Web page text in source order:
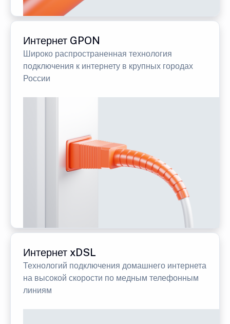
Интернет GPON
Широко распространенная технология
подключения к интернету в крупных городах
России
Интернет xDSL
Технологий подключения домашнего интернета
на высокой скорости по медным телефонным
линиям